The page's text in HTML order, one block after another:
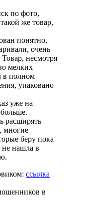
по фото,
же товар,
понятно,
очень
несмотря
мелких
в полном
упаковано
уже на
расширять
многие
беру пока
не нашла в
ссылка
в